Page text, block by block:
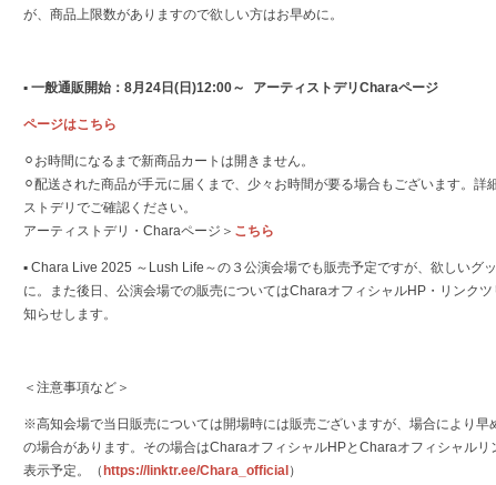
が、商品上限数がありますので欲しい方はお早めに。
▪ 一般通販開始：8月24日(日)12:00～ アーティストデリCharaページ
ページはこちら
⚪︎お時間になるまで新商品カートは開きません。
⚪︎配送された商品が手元に届くまで、少々お時間が要る場合もございます。詳
ストデリでご確認ください。
アーティストデリ・Charaページ＞ こちら
▪ Chara Live 2025 ～Lush Life～の３公演会場でも販売予定ですが、欲しいグ
に。また後日、公演会場での販売についてはCharaオフィシャルHP・リンクツ
知らせします。
＜注意事項など＞
※高知会場で当日販売については開場時には販売ございますが、場合により早
の場合があります。その場合はCharaオフィシャルHPとCharaオフィシャルリ
表示予定。（ https://linktr.ee/Chara_official ）